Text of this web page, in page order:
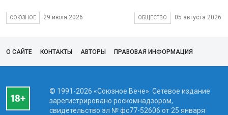
СОЮЗНОЕ 29 июля 2026 ОБЩЕСТВО 05 августа 2026
О САЙТЕ КОНТАКТЫ АВТОРЫ ПРАВОВАЯ ИНФОРМАЦИЯ
© 1991-2026 «Союзное Вече». Сетевое издание
зарегистрировано роскомнадзором,
свидетельство эл № фc77-52606 от 25 января